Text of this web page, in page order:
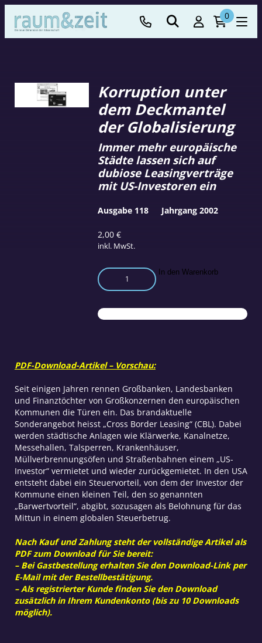
0
Korruption unter
dem Deckmantel
der Globalisierung
2,00€
inkl. MwSt.
Immer mehr europäische
Städte lassen sich auf
dubiose Leasingverträge
mit US-Investoren ein
Korruption
unter
Deckmantel
der
In den Warenkorb
Ausgabe 118 Jahrgang 2002
PDF-Download-Artikel – Vorschau:
Seit einigen Jahren rennen Großbanken, Landesbanken
und Finanztöchter von Großkonzernen den europäischen
Kommunen die Türen ein. Das brandaktuelle
Sonderangebot heisst „Cross Border Leasing“ (CBL). Dabei
werden städtische Anlagen wie Klärwerke, Kanalnetze,
Messehallen, Talsperren, Krankenhäuser,
Müllverbrennungsöfen und Straßenbahnen einem „US-
Investor“ vermietet und wieder zurückgemietet. In den USA
entsteht dabei ein Steuervorteil, von dem der Investor der
Kommune einen kleinen Teil, den so genannten
„Barwertvorteil“, abgibt, sozusagen als Belohnung für das
Mittun in einem globalen Steuerbetrug.
Nach Kauf und Zahlung steht der vollständige Artikel als
PDF zum Download für Sie bereit:
– Bei Gastbestellung erhalten Sie den Download-Link per
E-Mail mit der Bestellbestätigung.
– Als registrierter Kunde finden Sie den Download
zusätzlich in Ihrem Kundenkonto (bis zu 10 Downloads
möglich).